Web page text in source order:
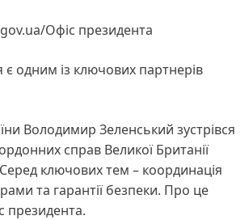
Офіс президента
є одним із ключових партнерів
Володимир Зеленський зустрівся
справ Великої Британії
ключових тем – координація
та гарантії безпеки. Про це
президента.